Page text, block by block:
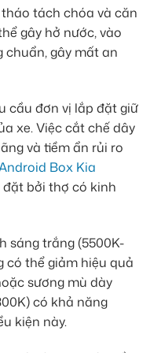
tách chóa và căn
gây hở nước, vào
chuẩn, gây mất an
cầu đơn vị lắp đặt giữ
xe. Việc cắt chế dây
và tiềm ẩn rủi ro
Box Kia
bởi thợ có kinh
sáng trắng (5500K-
có thể giảm hiệu quả
sương mù dày
có khả năng
kiện này.